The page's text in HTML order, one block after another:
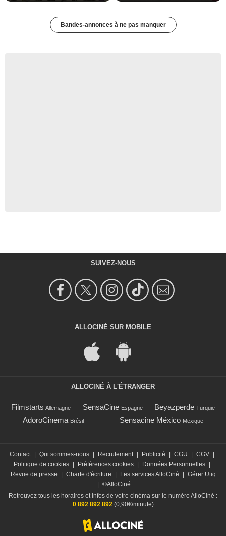
Bandes-annonces à ne pas manquer
SUIVEZ-NOUS
ALLOCINÉ SUR MOBILE
ALLOCINÉ À L'ÉTRANGER
Filmstarts Allemagne SensaCine Espagne Beyazperde Turquie
AdoroCinema Brésil Sensacine México Mexique
Contact Qui sommes-nous Recrutement Publicité CGU CGV
Politique de cookies
Préférences cookies Données Personnelles
Revue de presse
Charte d'écriture Les services AlloCiné
Gérer Utiq
©AlloCiné
Retrouvez tous les horaires et infos de votre cinéma sur le numéro AlloCiné :
0 892 892 892(0,90€/minute)